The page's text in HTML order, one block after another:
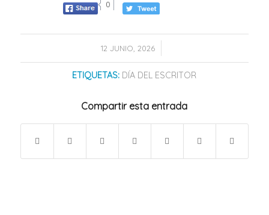
0
12 JUNIO, 2026
/
ETIQUETAS: DÍA DEL ESCRITOR
Compartir esta entrada